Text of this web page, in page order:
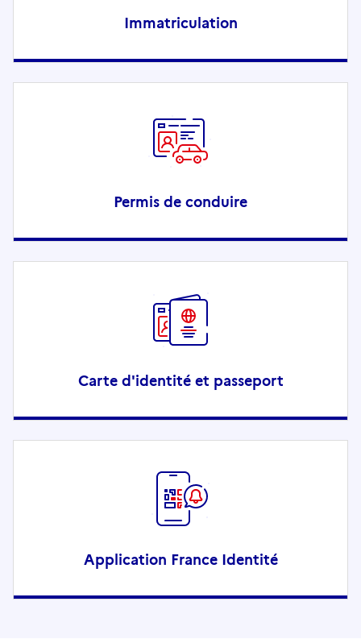
Immatriculation
Permis de conduire
Carte d'identité et passeport
Application France Identité